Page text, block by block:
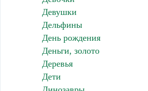
Девушки
Дельфины
День рождения
Деньги, золото
Деревья
Дети